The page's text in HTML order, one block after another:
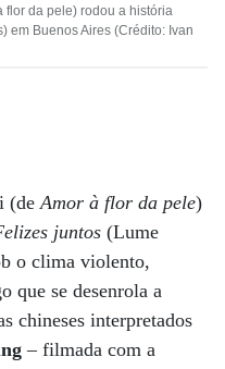
flor da pele) rodou a história
em Buenos Aires (Crédito: Ivan
(de Amor à flor da pele)
juntos (Lume
o clima violento,
que se desenrola a
chineses interpretados
– filmada com a